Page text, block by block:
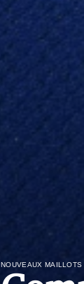
NOUVEAUX MAILLOTS